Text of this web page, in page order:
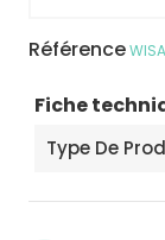
Référence
Fiche
Type De